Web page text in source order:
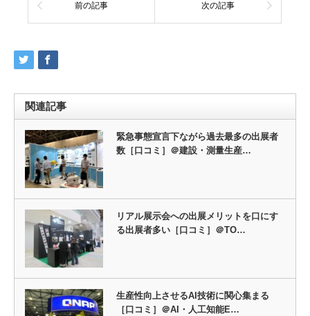
前の記事 次の記事
関連記事
緊急事態宣言下ながら過去最多の出展者
数［口コミ］＠建設・測量生産…
リアル展示会への出展メリットを口にす
る出展者多い［口コミ］＠TO…
生産性向上させるAI技術に関心集まる
［口コミ］＠AI・人工知能E…